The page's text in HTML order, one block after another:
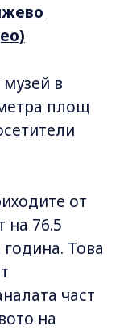
в
площ
от
на 76.5
Това
част
на